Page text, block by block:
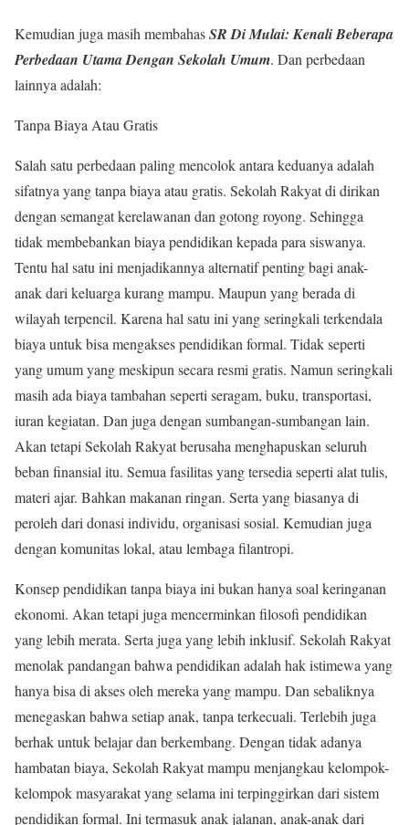
Kemudian juga masih membahasSR Di Mulai: Kenali Beberapa
Perbedaan Utama Dengan Sekolah Umum. Dan perbedaan
lainnya adalah:
Tanpa Biaya Atau Gratis
Salah satu perbedaan paling mencolok antara keduanya adalah
sifatnya yang tanpa biaya atau gratis. Sekolah Rakyat di dirikan
dengan semangat kerelawanan dan gotong royong. Sehingga
tidak membebankan biaya pendidikan kepada para siswanya.
Tentu hal satu ini menjadikannya alternatif penting bagi anak-
anak dari keluarga kurang mampu. Maupun yang berada di
wilayah terpencil. Karena hal satu ini yang seringkali terkendala
biaya untuk bisa mengakses pendidikan formal. Tidak seperti
yang umum yang meskipun secara resmi gratis. Namun seringkali
masih ada biaya tambahan seperti seragam, buku, transportasi,
iuran kegiatan. Dan juga dengan sumbangan-sumbangan lain.
Akan tetapi Sekolah Rakyat berusaha menghapuskan seluruh
beban finansial itu. Semua fasilitas yang tersedia seperti alat tulis,
materi ajar. Bahkan makanan ringan. Serta yang biasanya di
peroleh dari donasi individu, organisasi sosial. Kemudian juga
dengan komunitas lokal, atau lembaga filantropi.
Konsep pendidikan tanpa biaya ini bukan hanya soal keringanan
ekonomi. Akan tetapi juga mencerminkan filosofi pendidikan
yang lebih merata. Serta juga yang lebih inklusif. Sekolah Rakyat
menolak pandangan bahwa pendidikan adalah hak istimewa yang
hanya bisa di akses oleh mereka yang mampu. Dan sebaliknya
menegaskan bahwa setiap anak, tanpa terkecuali. Terlebih juga
berhak untuk belajar dan berkembang. Dengan tidak adanya
hambatan biaya, Sekolah Rakyat mampu menjangkau kelompok-
kelompok masyarakat yang selama ini terpinggirkan dari sistem
pendidikan formal. Ini termasuk anak jalanan, anak-anak dari